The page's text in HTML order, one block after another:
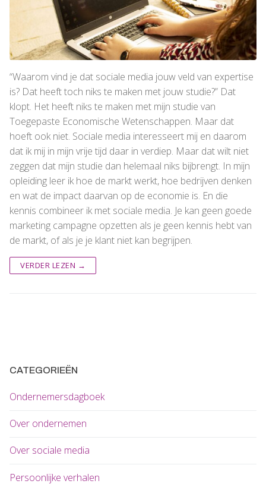
“Waarom vind je dat sociale media jouw veld van expertise
is? Dat heeft toch niks te maken met jouw studie?” Dat
klopt. Het heeft niks te maken met mijn studie van
Toegepaste Economische Wetenschappen. Maar dat
hoeft ook niet. Sociale media interesseert mij en daarom
dat ik mij in mijn vrije tijd daar in verdiep. Maar dat wilt niet
zeggen dat mijn studie dan helemaal niks bijbrengt. In mijn
opleiding leer ik hoe de markt werkt, hoe bedrijven denken
en wat de impact daarvan op de economie is. En die
kennis combineer ik met sociale media. Je kan geen goede
marketing campagne opzetten als je geen kennis hebt van
de markt, of als je je klant niet kan begrijpen.
VERDER LEZEN →
CATEGORIEËN
Ondernemersdagboek
Over ondernemen
Over sociale media
Persoonlijke verhalen